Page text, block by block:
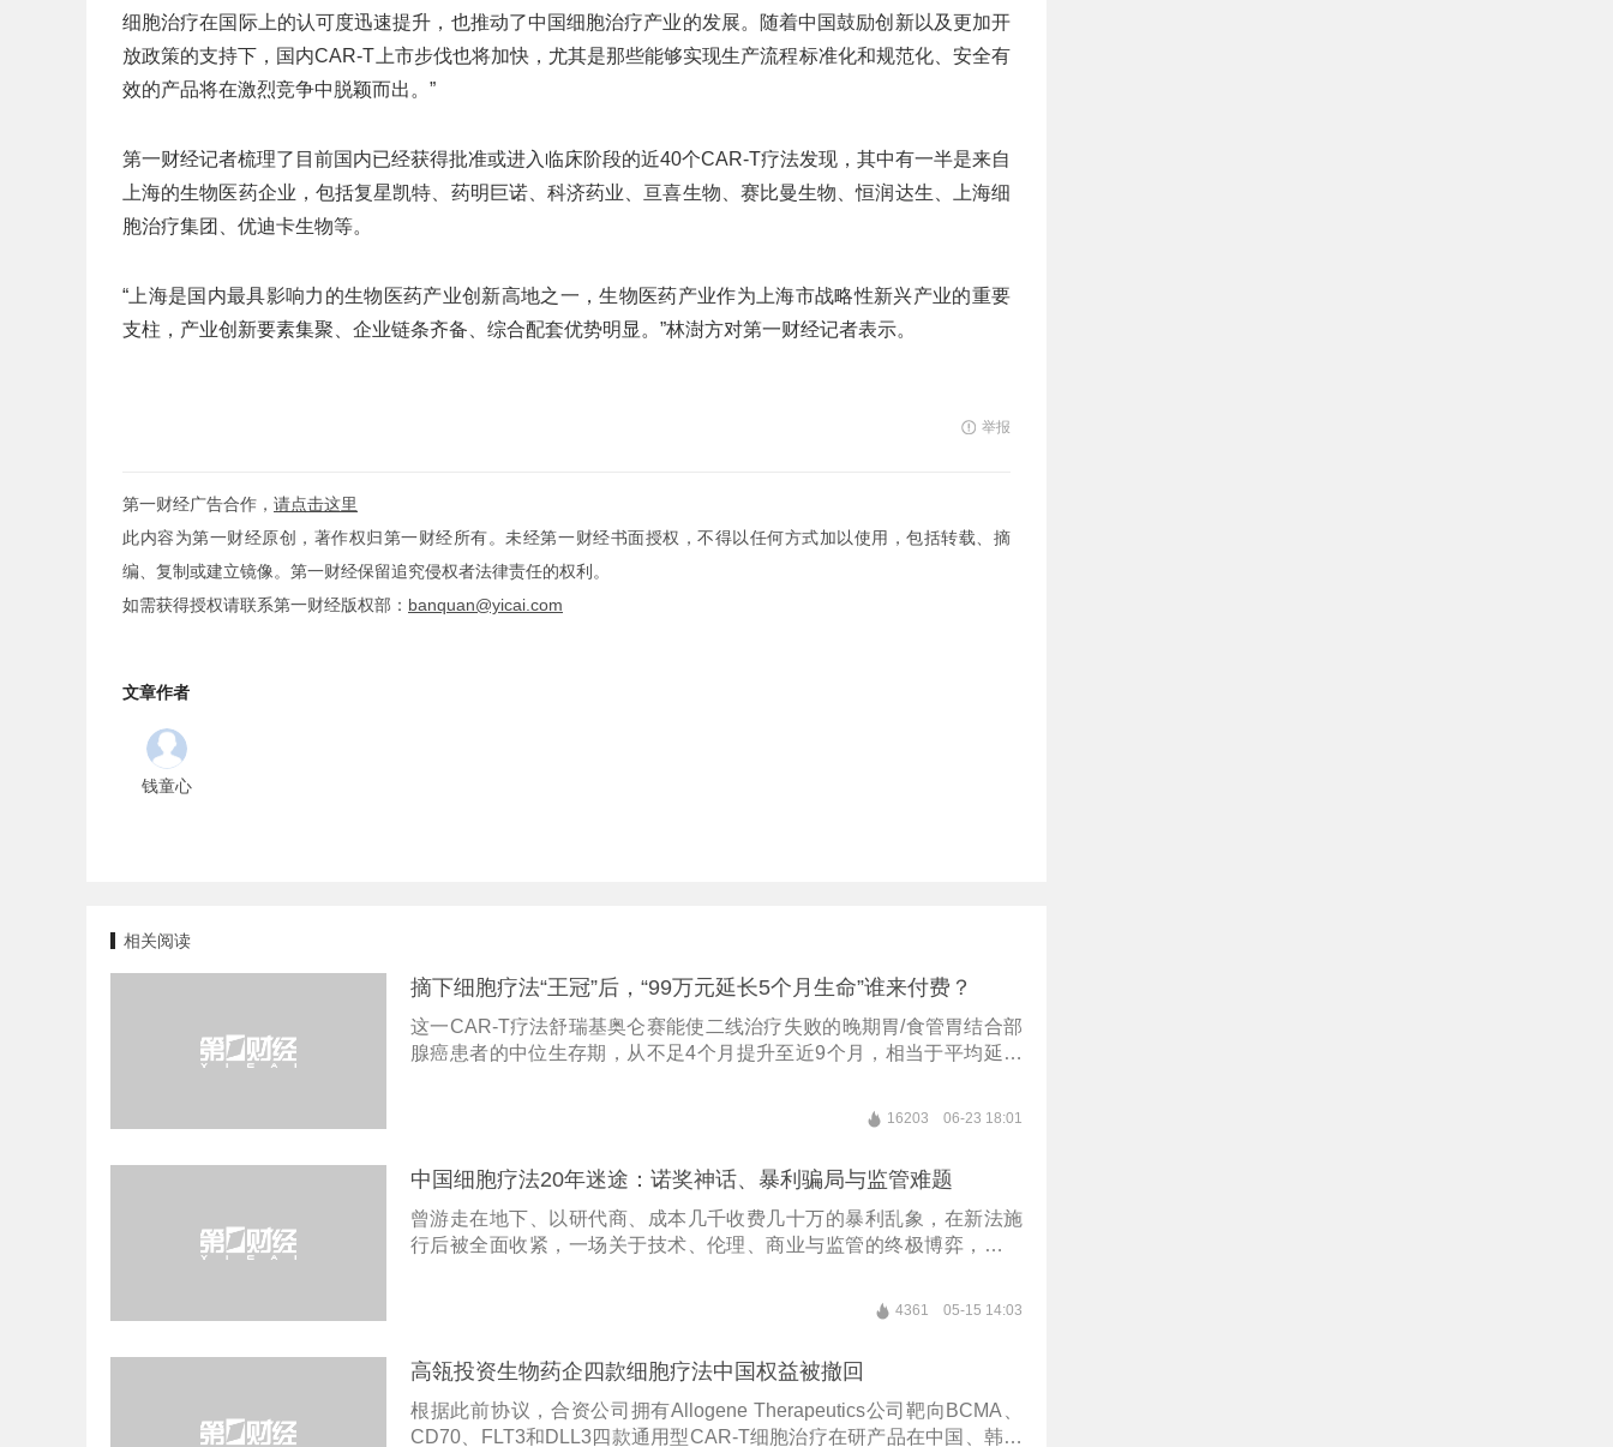
细胞治疗在国际上的认可度迅速提升，也推动了中国细胞治疗产业的发展。随着中国鼓励创新以及更加开
放政策的支持下，国内CAR-T上市步伐也将加快，尤其是那些能够实现生产流程标准化和规范化、安全有
效的产品将在激烈竞争中脱颖而出。”
第一财经记者梳理了目前国内已经获得批准或进入临床阶段的近40个CAR-T疗法发现，其中有一半是来自
上海的生物医药企业，包括复星凯特、药明巨诺、科济药业、亘喜生物、赛比曼生物、恒润达生、上海细
胞治疗集团、优迪卡生物等。
“上海是国内最具影响力的生物医药产业创新高地之一，生物医药产业作为上海市战略性新兴产业的重要
支柱，产业创新要素集聚、企业链条齐备、综合配套优势明显。”林澍方对第一财经记者表示。
举报
第一财经广告合作， 请点击这里
此内容为第一财经原创，著作权归第一财经所有。未经第一财经书面授权，不得以任何方式加以使用，包括转载、摘
编、复制或建立镜像。第一财经保留追究侵权者法律责任的权利。
如需获得授权请联系第一财经版权部： banquan@yicai.com
文章作者
钱童心
相关阅读
摘下细胞疗法“王冠”后，“99万元延长5个月生命”谁来付费？
这一CAR-T疗法舒瑞基奥仑赛能使二线治疗失败的晚期胃/食管胃结合部
腺癌患者的中位生存期，从不足4个月提升至近9个月，相当于平均延长
16203 06-23 18:01
中国细胞疗法20年迷途：诺奖神话、暴利骗局与监管难题
曾游走在地下、以研代商、成本几千收费几十万的暴利乱象，在新法施
行后被全面收紧，一场关于技术、伦理、商业与监管的终极博弈，迎来
4361 05-15 14:03
高瓴投资生物药企四款细胞疗法中国权益被撤回
根据此前协议，合资公司拥有Allogene Therapeutics公司靶向BCMA、
CD70、FLT3和DLL3四款通用型CAR-T细胞治疗在研产品在中国、韩国